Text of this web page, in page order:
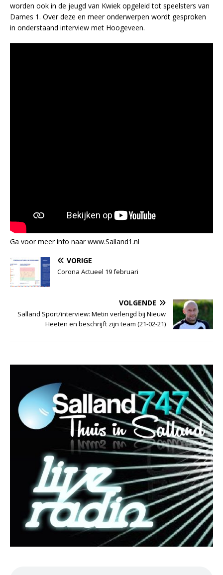
worden ook in de jeugd van Kwiek opgeleid tot speelsters van
Dames 1. Over deze en meer onderwerpen wordt gesproken
in onderstaand interview met Hoogeveen.
Ga voor meer info naar www.Salland1.nl
VORIGE
Corona Actueel 19 februari
VOLGENDE
Salland Sport/interview: Metin verlengd bij Nieuw
Heeten en beschrijft zijn team (21-02-21)